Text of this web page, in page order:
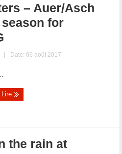
– Auer/Asch
for
| Date: 06 août 2017
Lire
the rain at